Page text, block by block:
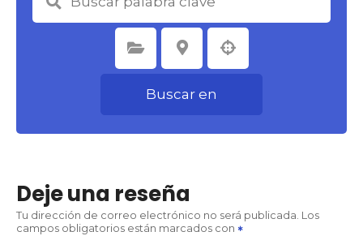
Seleccione la categoría Seleccione la ubicación
Buscar en
Deje una reseña
Tu dirección de correo electrónico no será publicada. Los
campos obligatorios están marcados con